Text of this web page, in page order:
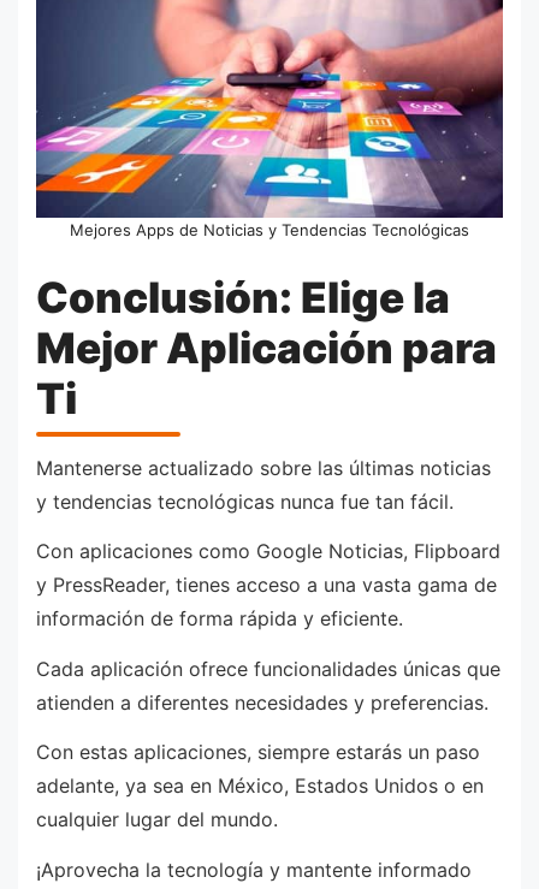
Mejores Apps de Noticias y Tendencias Tecnológicas
Conclusión: Elige la
Mejor Aplicación para
Ti
Mantenerse actualizado sobre las últimas noticias
y tendencias tecnológicas nunca fue tan fácil.
Con aplicaciones como Google Noticias, Flipboard
y PressReader, tienes acceso a una vasta gama de
información de forma rápida y eficiente.
Cada aplicación ofrece funcionalidades únicas que
atienden a diferentes necesidades y preferencias.
Con estas aplicaciones, siempre estarás un paso
adelante, ya sea en México, Estados Unidos o en
cualquier lugar del mundo.
¡Aprovecha la tecnología y mantente informado